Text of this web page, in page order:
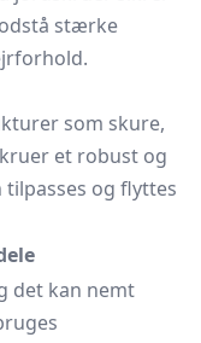
stærke
som skure,
et robust og
og flyttes
det kan nemt